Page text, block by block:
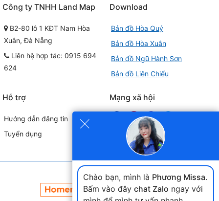
×
Chào bạn, mình là Phương Missa.
Bấm vào đây chat Zalo ngay với
Công ty TNHH Land Map
B2-80 lô 1 KĐT Nam Hòa
Xuân, Đà Nẵng
Liên hệ hợp tác: 0915 694
624
Download
Bản đồ Hòa Quý
Bản đồ Hòa Xuân
Bản đồ Ngũ Hành Sơn
Bản đồ Liên Chiểu
Hỗ trợ
Hướng dẫn đăng tin
Tuyển dụng
Mạng xã hội